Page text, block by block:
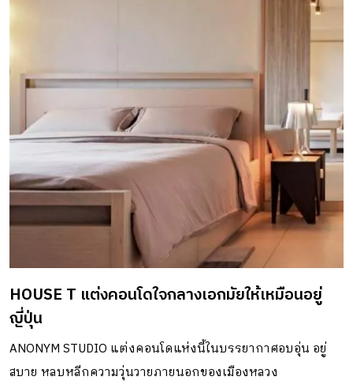
และลูก ๆ 2 คน การออกแบบเริ่มต้นด้วยการสร้างเฉลียงขนาด
ใหญ่ที่ยื่นออกไปบนเนินเขา โอบรับภูมิประเทศอันงดงามของพืช
พรรณเขียวชอุ่ม เปิดรับวิวของภูเขาอาซามะ จากโครงสร้างที่
แผ่ออกเป็นเฉลียงนี้ มีการออกแบบให้เป็นเรือนเล็ก ๆ จำนวน 6
หลัง แต่ละหลังมีขนาดประมาณ 20 ตารางเมตร
กระจัดกระจายไปตามพื้นที่ โดยแต่ละหลังหันไปในทิศทางที่
ต่างกันเล็กน้อย เพื่อเปิดรับวิวที่แตกต่างกัน และมีความสูงของ
หลังคาที่ลดหลั่นกันไป เพื่อให้กลมกลืนกับภูมิทัศน์โดยรอบไม่
ทำให้มวลอากาศดูทึบตันเกินไป เรือนต่างฟังก์ชันเชื่อมต่อ
ลงตัว เรือนแต่ละหลังมีฟังก์ชันเฉพาะ เช่น ห้องครัว พื้นที่รับ
ประทานอาหาร และห้องนอน โดยที่เรือนทั้งหมดถูกเชื่อมโยง
กันอย่างนุ่มนวลผ่านองค์ประกอบหลังคาของที่เชื่อมต่อกันอย่าง
กลมกลืนเหมือน “จับมือกัน” คล้ายชานและชายคาในเรือนหมู่
ไทย พื้นที่ส่วนตัวในพื้นที่ของทุกคน ด้วยวิธีนี้พื้นที่ขนาดเล็กที่มี
เอกลักษณ์และความสะดวกสบายที่แตกต่างกันจึงเกิดขึ้น […]
HOUSE T แต่งคอนโดใจกลางเอกมัยให้เหมือนอยู่
ญี่ปุ่น
ANONYM STUDIO แต่งคอนโดแห่งนี้ในบรรยากาศอบอุ่น อยู่
สบาย หลบหลีกความวุ่นวายภายนอกของเมืองหลวง